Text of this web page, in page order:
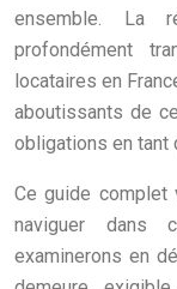
ensemble. La
profondément
locataires en
aboutissants de
obligations en tant
Ce guide
naviguer dans
examinerons en